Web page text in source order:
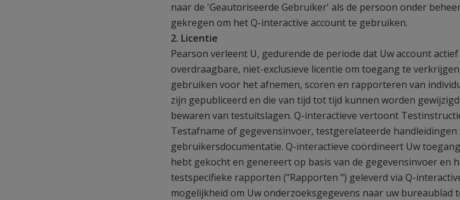
naar de 'Geautoriseerde Gebruiker' als de persoon onder
gekregen om het Q-interactive account te gebruiken.
2. Licentie
Pearson verleent U, gedurende de periode dat Uw account
overdraagbare, niet-exclusieve licentie om toegang te
gebruiken voor het afnemen, scoren en rapporteren van
zijn gepubliceerd en die van tijd tot tijd kunnen worden
bewaren van testuitslagen. Q-interactieve vertoont
Testafname of gegevensinvoer, testgerelateerde
gebruikersdocumentatie. Q-interactieve coördineert Uw
hebt gekocht en genereert op basis van de gegevensinvoer en
testspecifieke rapporten ("Rapporten ") geleverd via Q-
mogelijkheid om Uw onderzoeksgegevens naar uw bureaublad